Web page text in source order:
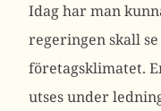
Idag har man
regeringen skall
företagsklimatet.
utses under